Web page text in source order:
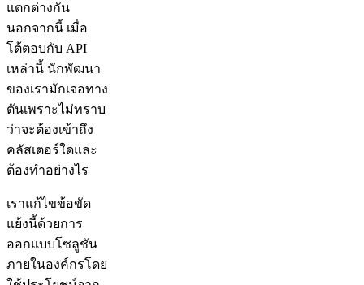
แตกต่างกัน
นอกจากนี้ เมื่อ
โต้ตอบกับ API
เหล่านี้ นักพัฒนา
ของเรามักเจอทาง
ตันเพราะไม่ทราบ
ว่าจะต้องเข้าถึง
คลัสเตอร์ใดและ
ต้องทำอย่างไร
เราแก้ไขข้อขัด
แย้งนี้ด้วยการ
ออกแบบโซลูชัน
ภายในองค์กรโดย